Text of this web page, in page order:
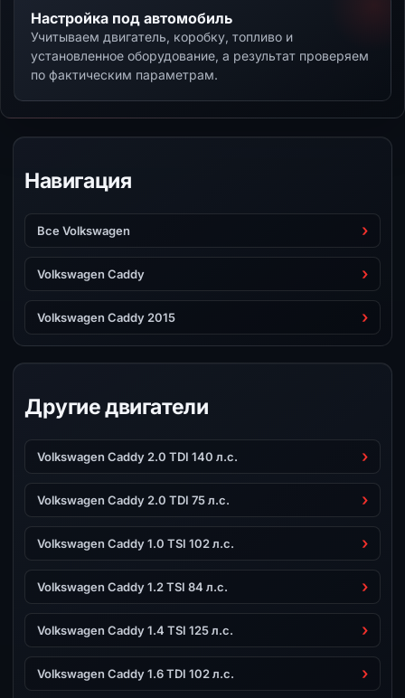
Настройка под автомобиль
Учитываем двигатель, коробку, топливо и
установленное оборудование, а результат проверяем
по фактическим параметрам.
Навигация
Все Volkswagen
Volkswagen Caddy
Volkswagen Caddy 2015
Другие двигатели
Volkswagen Caddy 2.0 TDI 140 л.с.
Volkswagen Caddy 2.0 TDI 75 л.с.
Volkswagen Caddy 1.0 TSI 102 л.с.
Volkswagen Caddy 1.2 TSI 84 л.с.
Volkswagen Caddy 1.4 TSI 125 л.с.
Volkswagen Caddy 1.6 TDI 102 л.с.